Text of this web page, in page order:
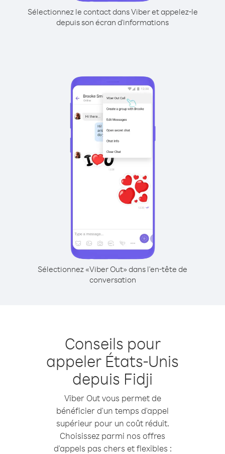
Sélectionnez le contact dans Viber et appelez-le
depuis son écran d'informations
Sélectionnez «Viber Out» dans l'en-tête de
conversation
Conseils pour
appeler États-Unis
depuis Fidji
Viber Out vous permet de
bénéficier d'un temps d'appel
supérieur pour un coût réduit.
Choisissez parmi nos offres
d'appels pas chers et flexibles :